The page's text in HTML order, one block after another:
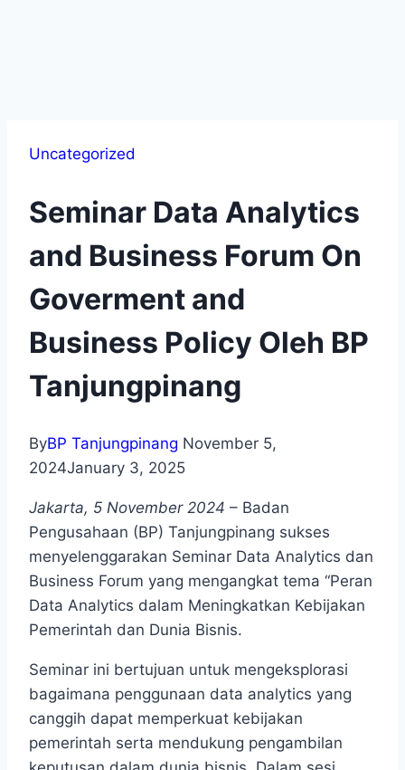
Uncategorized
Seminar Data Analytics
and Business Forum On
Goverment and
Business Policy Oleh BP
Tanjungpinang
ByBP Tanjungpinang November 5,
2024January 3, 2025
Jakarta, 5 November 2024 – Badan
Pengusahaan (BP) Tanjungpinang sukses
menyelenggarakan Seminar Data Analytics dan
Business Forum yang mengangkat tema “Peran
Data Analytics dalam Meningkatkan Kebijakan
Pemerintah dan Dunia Bisnis.
Seminar ini bertujuan untuk mengeksplorasi
bagaimana penggunaan data analytics yang
canggih dapat memperkuat kebijakan
pemerintah serta mendukung pengambilan